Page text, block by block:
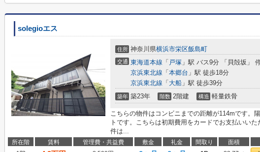
solegioエス
住所 神奈川県横浜市栄区飯島町
交通 東海道本線 「 戸塚 」駅 バス9分 「貝殻坂」
京浜東北線 「 本郷台 」駅 徒歩18分
京浜東北線 「 大船 」駅 徒歩39分
築年 築23年 階数 2階建 構造 軽量鉄骨
こちらの物件はコンビニまでの距離が114mです。
トです。こちらは初期費用をカードでお支払いい
件は...
所在階 賃料 管理費・共益費 敷金 礼金 間取り 面積